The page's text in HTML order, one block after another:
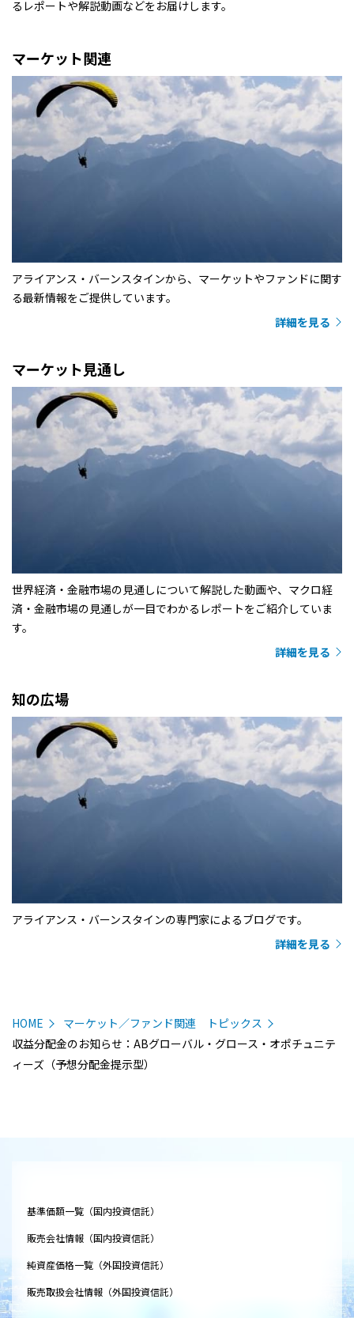
るレポートや解説動画などをお届けします。
マーケット関連
アライアンス・バーンスタインから、マーケットやファンドに関す
る最新情報をご提供しています。
詳細を見る
マーケット見通し
世界経済・金融市場の見通しについて解説した動画や、マクロ経
済・金融市場の見通しが一目でわかるレポートをご紹介していま
す。
詳細を見る
知の広場
アライアンス・バーンスタインの専門家によるブログです。
詳細を見る
HOME
マーケット／ファンド関連 トピックス
収益分配金のお知らせ：ABグローバル・グロース・オポチュニテ
ィーズ（予想分配金提示型）
基準価額一覧（国内投資信託）
販売会社情報（国内投資信託）
純資産価格一覧（外国投資信託）
販売取扱会社情報（外国投資信託）